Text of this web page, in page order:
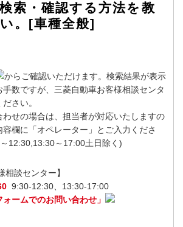
索・確認する方法を教
。[車種全般]
からご確認いただけます。検索結果が表示
数ですが、三菱自動車お客様相談センタ
さい。
せの場合は、担当者が対応いたしますの
欄に「オペレーター」とご入力くださ
12:30,13:30～17:00土日除く)
相談センター】
9:30-12:30、13:30-17:00
ォームでのお問い合わせ」